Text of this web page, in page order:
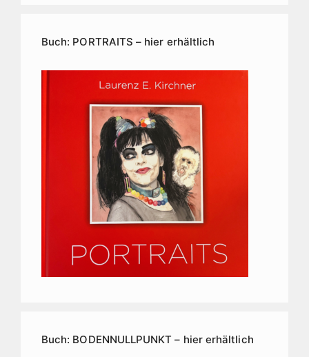
Buch: PORTRAITS – hier erhältlich
Buch: BODENNULLPUNKT – hier erhältlich